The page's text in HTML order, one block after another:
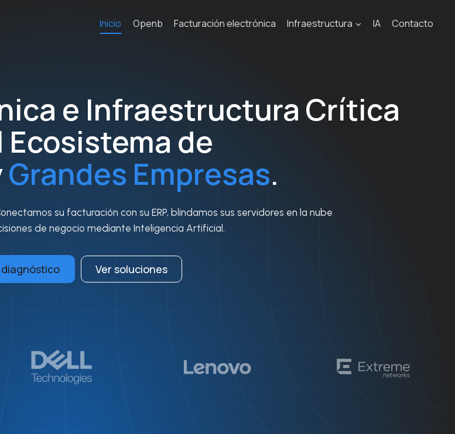
Inicio Openb Facturación electrónica Infraestructura IA Contacto
e Infraestructura Crítica
Ecosistema de
Grandes Empresas.
su facturación con su ERP, blindamos sus servidores en la nube
de negocio mediante Inteligencia Artificial.
Ver soluciones